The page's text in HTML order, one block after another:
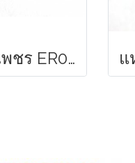
แหวนหมั้นเพชร ER09